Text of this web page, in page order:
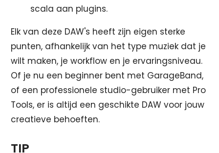
scala aan plugins.
Elk van deze DAW's heeft zijn eigen sterke
punten, afhankelijk van het type muziek dat je
wilt maken, je workflow en je ervaringsniveau.
Of je nu een beginner bent met GarageBand,
of een professionele studio-gebruiker met Pro
Tools, er is altijd een geschikte DAW voor jouw
creatieve behoeften.
TIP